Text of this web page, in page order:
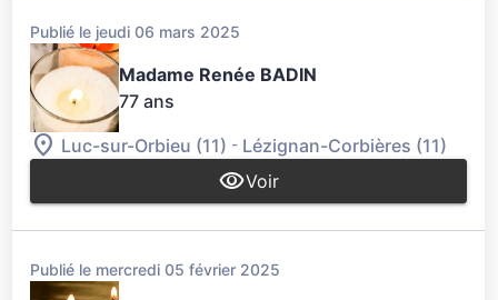
Publié le jeudi 06 mars 2025
Madame Renée BADIN
77 ans
Luc-sur-Orbieu (11) - Lézignan-Corbières (11)
Voir
Publié le mercredi 05 février 2025